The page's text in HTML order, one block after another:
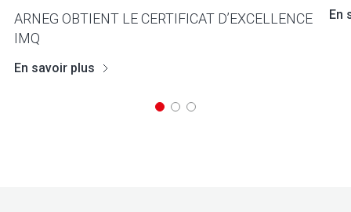
ARNEG OBTIENT LE CERTIFICAT D’EXCELLENCE
IMQ
En savoir plus
En